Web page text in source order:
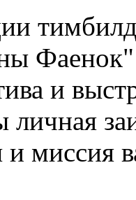
и
личная
миссия